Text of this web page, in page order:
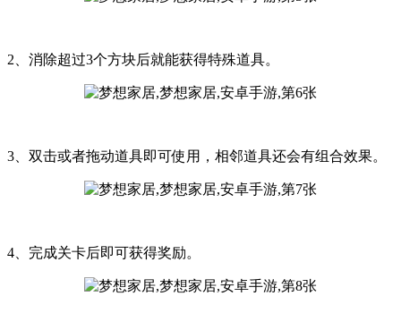
2、消除超过3个方块后就能获得特殊道具。
3、双击或者拖动道具即可使用，相邻道具还会有组合效果。
4、完成关卡后即可获得奖励。